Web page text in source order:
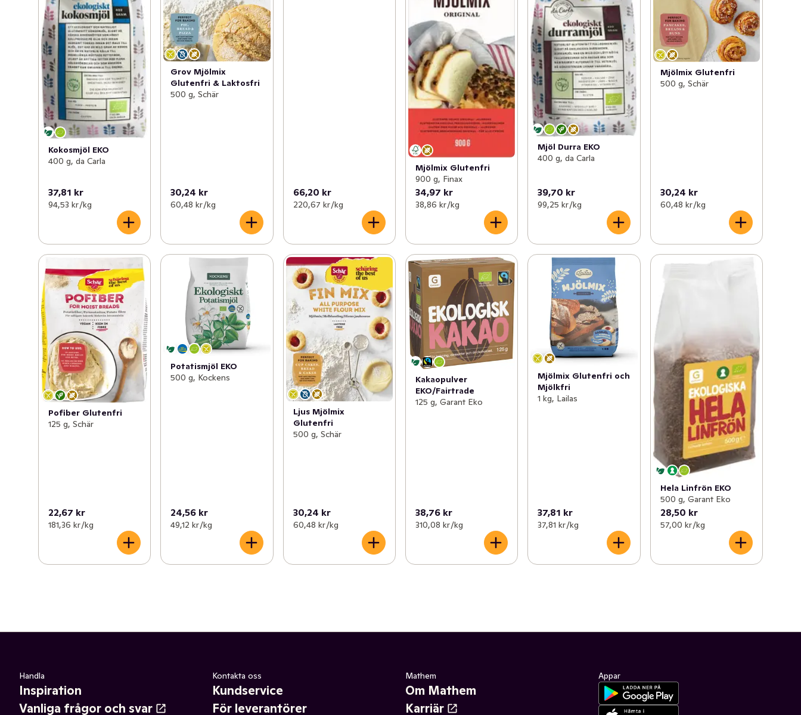
Kokosmjöl EKO
400 g, da Carla
37,81 kr
94,53 kr /kg
Grov Mjölmix
Glutenfri & Laktosfri
500 g, Schär
30,24 kr
60,48 kr /kg
66,20 kr
220,67 kr /kg
Mjölmix Glutenfri
900 g, Finax
34,97 kr
38,86 kr /kg
Mjöl Durra EKO
400 g, da Carla
39,70 kr
99,25 kr /kg
Mjölmix Glutenfri
500 g, Schär
30,24 kr
60,48 kr /kg
Pofiber Glutenfri
125 g, Schär
22,67 kr
181,36 kr /kg
Potatismjöl EKO
500 g, Kockens
24,56 kr
49,12 kr /kg
Ljus Mjölmix
Glutenfri
500 g, Schär
30,24 kr
60,48 kr /kg
Kakaopulver
EKO/Fairtrade
125 g, Garant Eko
38,76 kr
310,08 kr /kg
Mjölmix Glutenfri och
Mjölkfri
1 kg, Lailas
37,81 kr
37,81 kr /kg
Hela Linfrön EKO
500 g, Garant Eko
28,50 kr
57,00 kr /kg
Handla
Inspiration
Vanliga frågor och svar
Kontakta oss
Kundservice
För leverantörer
Mathem
Om Mathem
Karriär
Appar